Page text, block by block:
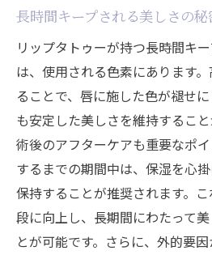
長時間キープされる美しさの秘
リップタトゥーが持つ長時間キ
は、使用される色素にあります
ることで、唇に施した色が褪せ
も安定した美しさを維持するこ
術後のアフターケアも重要なポ
するまでの期間中は、保湿を心
保持することが推奨されます。
段に向上し、長期間にわたって
とが可能です。さらに、外的要